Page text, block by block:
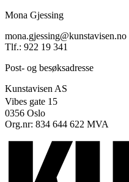
Mona Gjessing
mona.gjessing@kunstavisen.no
Tlf.: 922 19 341
Post- og besøksadresse
Kunstavisen AS
Vibes gate 15
0356 Oslo
Org.nr: 834 644 622 MVA